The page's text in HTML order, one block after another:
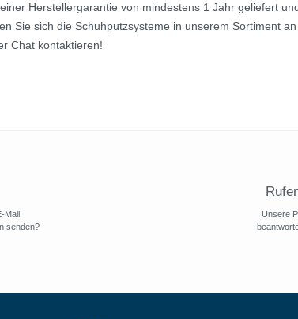
Herstellergarantie von mindestens 1 Jahr geliefert
Sie sich die Schuhputzsysteme in unserem Sortiment
Chat kontaktieren!
Mail
senden?
Unsere